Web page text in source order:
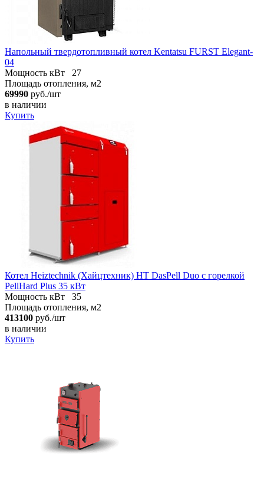
Напольный твердотопливный котел Kentatsu FURST Elegant-
04
Мощность кВт
27
Площадь отопления, м2
69990 руб./шт
в наличии
Купить
Котел Heiztechnik (Хайцтехник) HT DasPell Duo с горелкой
PellHard Plus 35 кВт
Мощность кВт
35
Площадь отопления, м2
413100 руб./шт
в наличии
Купить